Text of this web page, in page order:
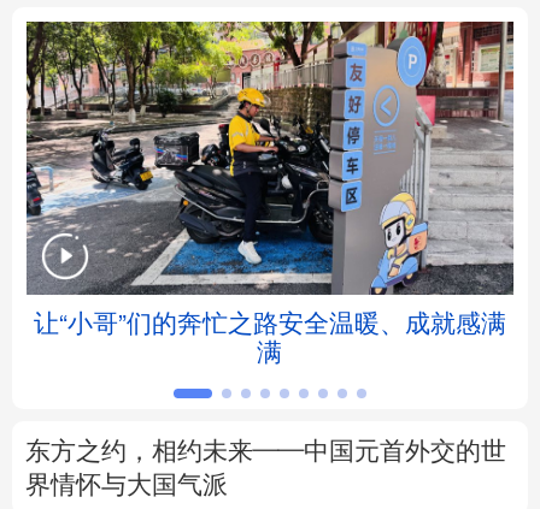
地方频道
北京 天津 河北 山西
辽宁 吉林 上海 江苏
浙江 安徽 福建 江西
四川 贵州
让“小哥”们的奔忙之路安全温暖、成就感满
满
东方之约，相约未来——中国元首外交的世
界情怀与大国气派